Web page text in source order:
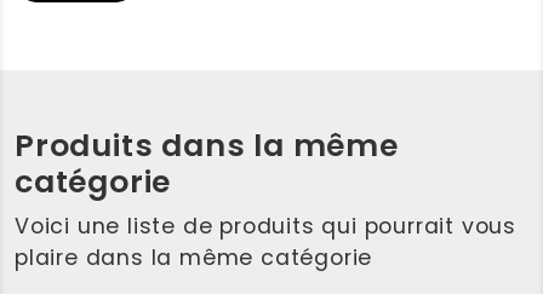
Produits dans la même
catégorie
Voici une liste de produits qui pourrait vous
plaire dans la même catégorie